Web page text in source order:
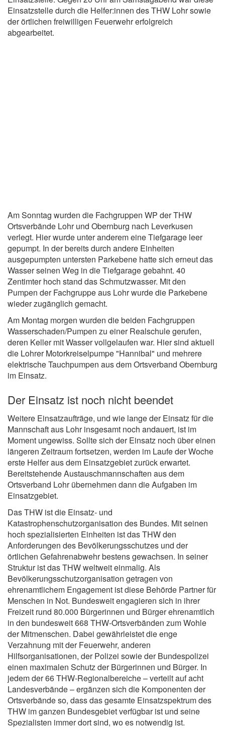
Einsatzstelle durch die Helfer:innen des THW Lohr sowie
der örtlichen freiwilligen Feuerwehr erfolgreich
abgearbeitet.
Am Sonntag wurden die Fachgruppen WP der THW
Ortsverbände Lohr und Obernburg nach Leverkusen
verlegt. Hier wurde unter anderem eine Tiefgarage leer
gepumpt. In der bereits durch andere Einheiten
ausgepumpten untersten Parkebene hatte sich erneut das
Wasser seinen Weg in die Tiefgarage gebahnt. 40
Zentimter hoch stand das Schmutzwasser. Mit den
Pumpen der Fachgruppe aus Lohr wurde die Parkebene
wieder zugänglich gemacht.
Am Montag morgen wurden die beiden Fachgruppen
Wasserschaden/Pumpen zu einer Realschule gerufen,
deren Keller mit Wasser vollgelaufen war. Hier sind aktuell
die Lohrer Motorkreiselpumpe "Hannibal" und mehrere
elektrische Tauchpumpen aus dem Ortsverband Obernburg
im Einsatz.
Der Einsatz ist noch nicht beendet
Weitere Einsatzaufträge, und wie lange der Einsatz für die
Mannschaft aus Lohr insgesamt noch andauert, ist im
Moment ungewiss. Sollte sich der Einsatz noch über einen
längeren Zeitraum fortsetzen, werden im Laufe der Woche
erste Helfer aus dem Einsatzgebiet zurück erwartet.
Bereitstehende Austauschmannschaften aus dem
Ortsverband Lohr übernehmen dann die Aufgaben im
Einsatzgebiet.
Das THW ist die Einsatz- und
Katastrophenschutzorganisation des Bundes. Mit seinen
hoch spezialisierten Einheiten ist das THW den
Anforderungen des Bevölkerungsschutzes und der
örtlichen Gefahrenabwehr bestens gewachsen. In seiner
Struktur ist das THW weltweit einmalig. Als
Bevölkerungsschutzorganisation getragen von
ehrenamtlichem Engagement ist diese Behörde Partner für
Menschen in Not. Bundesweit engagieren sich in ihrer
Freizeit rund 80.000 Bürgerinnen und Bürger ehrenamtlich
in den bundesweit 668 THW-Ortsverbänden zum Wohle
der Mitmenschen. Dabei gewährleistet die enge
Verzahnung mit der Feuerwehr, anderen
Hilfsorganisationen, der Polizei sowie der Bundespolizei
einen maximalen Schutz der Bürgerinnen und Bürger. In
jedem der 66 THW-Regionalbereiche – verteilt auf acht
Landesverbände – ergänzen sich die Komponenten der
Ortsverbände so, dass das gesamte Einsatzspektrum des
THW im ganzen Bundesgebiet verfügbar ist und seine
Spezialisten immer dort sind, wo es notwendig ist.